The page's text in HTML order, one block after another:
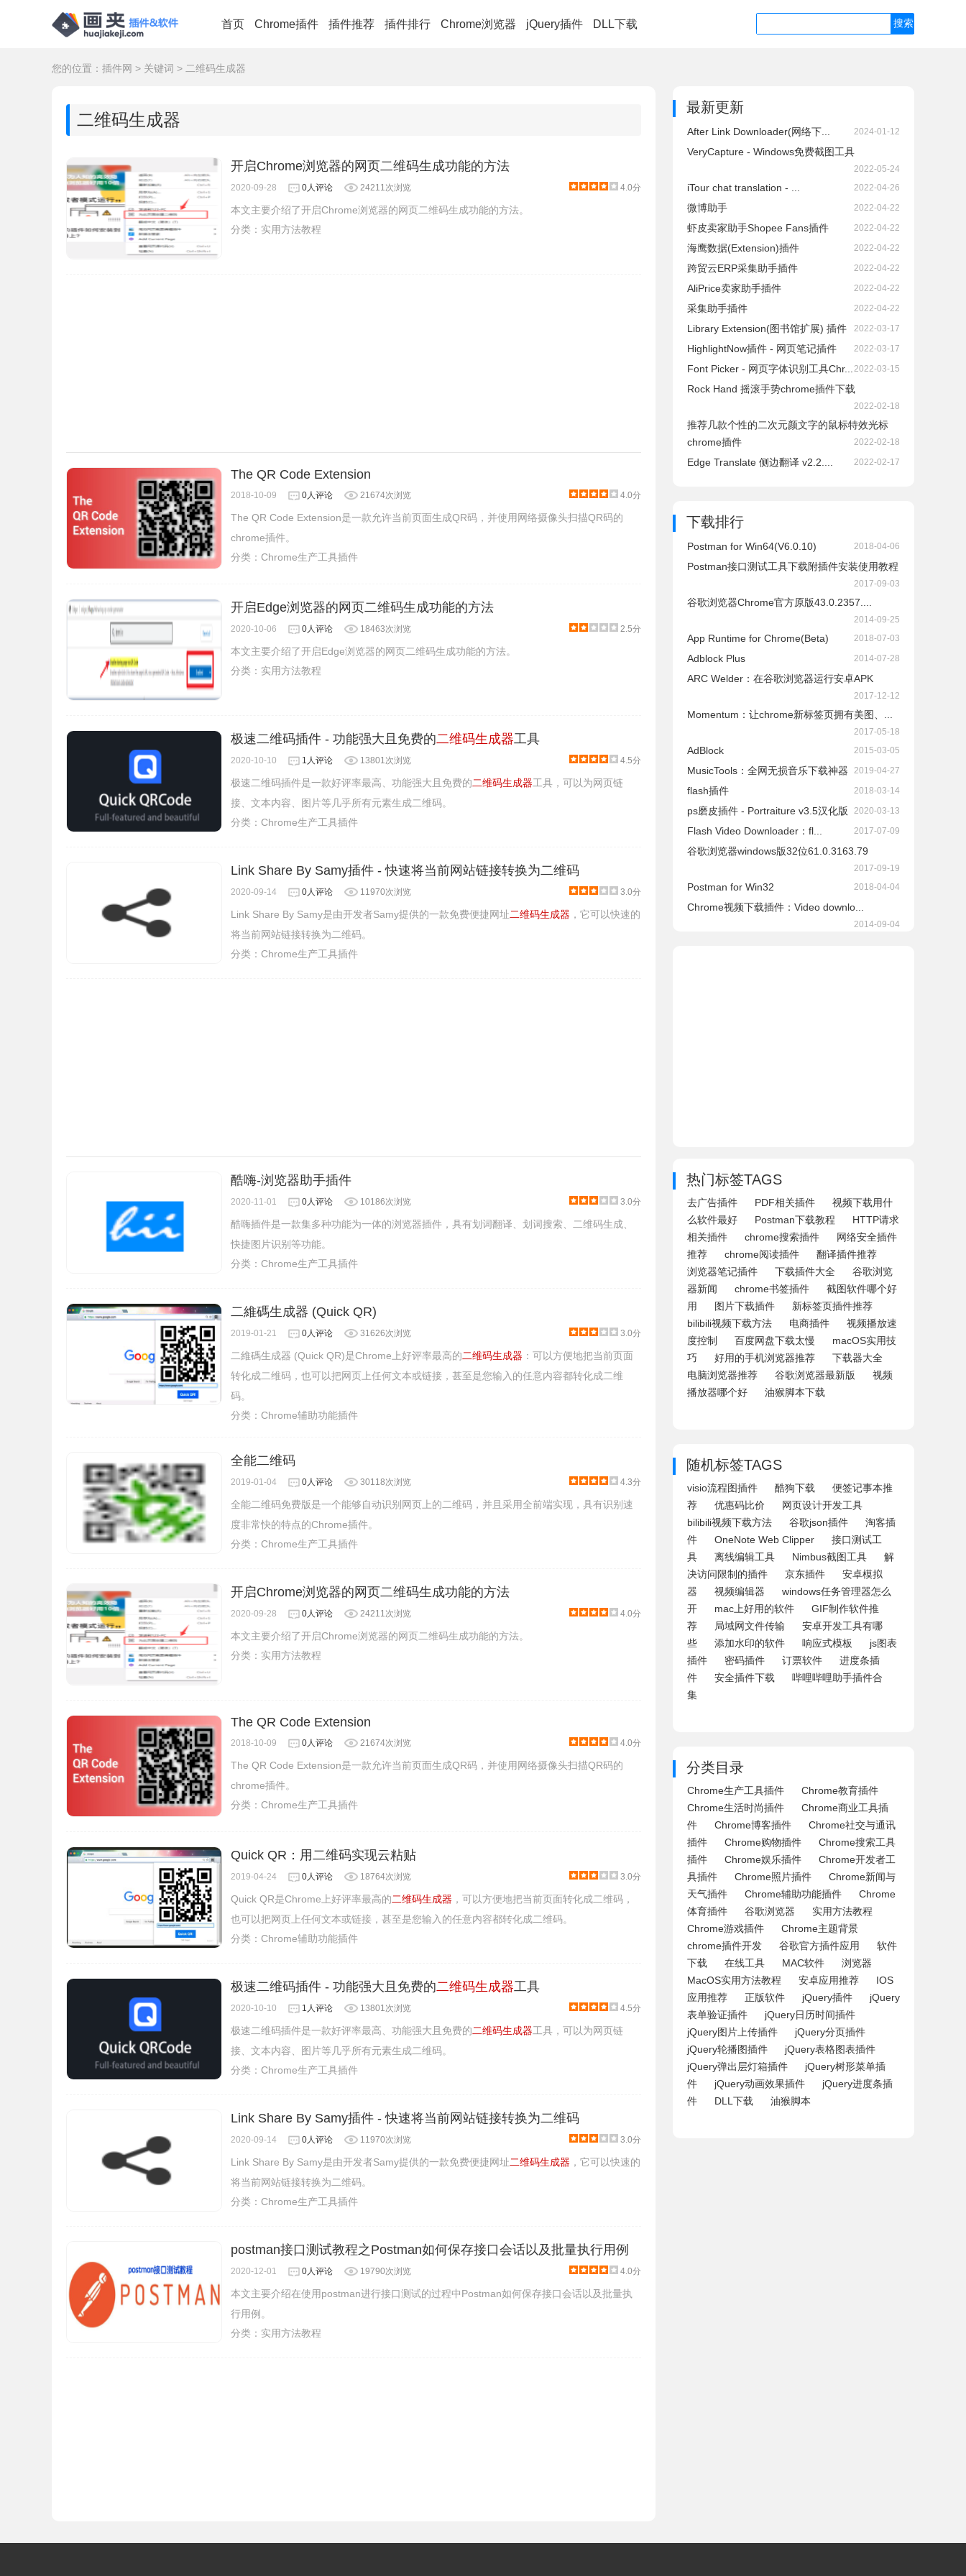
首页 Chrome插件 插件推荐 插件排行 Chrome浏览器 jQuery插件 DLL下载
您的位置： 插件网 > 关键词 > 二维码生成器
二维码生成器
开启Chrome浏览器的网页二维码生成功能的方法
2020-09-28 0人评论 24211次浏览 4.0分
本文主要介绍了开启Chrome浏览器的网页二维码生成功能的方法。
分类： 实用方法教程
The QR Code Extension
2018-10-09 0人评论 21674次浏览 4.0分
The QR Code Extension是一款允许当前页面生成QR码，并使用网络摄像头扫描QR码的
chrome插件。
分类： Chrome生产工具插件
开启Edge浏览器的网页二维码生成功能的方法
2020-10-06 0人评论 18463次浏览 2.5分
本文主要介绍了开启Edge浏览器的网页二维码生成功能的方法。
分类： 实用方法教程
极速二维码插件 - 功能强大且免费的二维码生成器工具
2020-10-10 1人评论 13801次浏览 4.5分
极速二维码插件是一款好评率最高、功能强大且免费的二维码生成器工具，可以为网页链
接、文本内容、图片等几乎所有元素生成二维码。
分类： Chrome生产工具插件
Link Share By Samy插件 - 快速将当前网站链接转换为二维码
2020-09-14 0人评论 11970次浏览 3.0分
Link Share By Samy是由开发者Samy提供的一款免费便捷网址二维码生成器 ，它可以快速的
将当前网站链接转换为二维码。
分类： Chrome生产工具插件
酷嗨-浏览器助手插件
2020-11-01 0人评论 10186次浏览 3.0分
酷嗨插件是一款集多种功能为一体的浏览器插件，具有划词翻译、划词搜索、二维码生成、
快捷图片识别等功能。
分类： Chrome生产工具插件
二維碼生成器 (Quick QR)
2019-01-21 0人评论 31626次浏览 3.0分
二維碼生成器 (Quick QR)是Chrome上好评率最高的二维码生成器 ：可以方便地把当前页面
转化成二维码，也可以把网页上任何文本或链接，甚至是您输入的任意内容都转化成二维
码。
分类： Chrome辅助功能插件
全能二维码
2019-01-04 0人评论 30118次浏览 4.3分
全能二维码免费版是一个能够自动识别网页上的二维码，并且采用全前端实现，具有识别速
度非常快的特点的Chrome插件。
分类： Chrome生产工具插件
开启Chrome浏览器的网页二维码生成功能的方法
2020-09-28 0人评论 24211次浏览 4.0分
本文主要介绍了开启Chrome浏览器的网页二维码生成功能的方法。
分类： 实用方法教程
The QR Code Extension
2018-10-09 0人评论 21674次浏览 4.0分
The QR Code Extension是一款允许当前页面生成QR码，并使用网络摄像头扫描QR码的
chrome插件。
分类： Chrome生产工具插件
Quick QR：用二维码实现云粘贴
2019-04-24 0人评论 18764次浏览 3.0分
Quick QR是Chrome上好评率最高的二维码生成器 ，可以方便地把当前页面转化成二维码，
也可以把网页上任何文本或链接，甚至是您输入的任意内容都转化成二维码。
分类： Chrome辅助功能插件
极速二维码插件 - 功能强大且免费的二维码生成器工具
2020-10-10 1人评论 13801次浏览 4.5分
极速二维码插件是一款好评率最高、功能强大且免费的二维码生成器工具，可以为网页链
接、文本内容、图片等几乎所有元素生成二维码。
分类： Chrome生产工具插件
Link Share By Samy插件 - 快速将当前网站链接转换为二维码
2020-09-14 0人评论 11970次浏览 3.0分
Link Share By Samy是由开发者Samy提供的一款免费便捷网址二维码生成器 ，它可以快速的
将当前网站链接转换为二维码。
分类： Chrome生产工具插件
postman接口测试教程之Postman如何保存接口会话以及批量执行用例
2020-12-01 0人评论 19790次浏览 4.0分
本文主要介绍在使用postman进行接口测试的过程中Postman如何保存接口会话以及批量执
行用例。
分类： 实用方法教程
最新更新
After Link Downloader(网络下... 2024-01-12
VeryCapture - Windows免费截图工具
2022-05-24
iTour chat translation - ... 2022-04-26
微博助手 2022-04-22
虾皮卖家助手Shopee Fans插件 2022-04-22
海鹰数据(Extension)插件 2022-04-22
跨贸云ERP采集助手插件 2022-04-22
AliPrice卖家助手插件 2022-04-22
采集助手插件 2022-04-22
Library Extension(图书馆扩展) 插件 2022-03-17
HighlightNow插件 - 网页笔记插件 2022-03-17
Font Picker - 网页字体识别工具Chr... 2022-03-15
Rock Hand 摇滚手势chrome插件下载
2022-02-18
推荐几款个性的二次元颜文字的鼠标特效光标
chrome插件
2022-02-18
Edge Translate 侧边翻译 v2.2.... 2022-02-17
下载排行
Postman for Win64(V6.0.10) 2018-04-06
Postman接口测试工具下载附插件安装使用教程
2017-09-03
谷歌浏览器Chrome官方原版43.0.2357....
2014-09-25
App Runtime for Chrome(Beta) 2018-07-03
Adblock Plus 2014-07-28
ARC Welder：在谷歌浏览器运行安卓APK
2017-12-12
Momentum：让chrome新标签页拥有美图、...
2017-05-18
AdBlock 2015-03-05
​MusicTools：全网无损音乐下载神器 2019-04-27
flash插件 2018-03-14
ps磨皮插件 - Portraiture v3.5汉化版 2020-03-13
Flash Video Downloader：fl... 2017-07-09
谷歌浏览器windows版32位61.0.3163.79
2017-09-19
Postman for Win32 2018-04-04
Chrome视频下载插件：Video downlo...
2014-09-04
热门标签TAGS
去广告插件 PDF相关插件
视频下载用什
么软件最好
Postman下载教程
HTTP请求
相关插件
chrome搜索插件
网络安全插件
推荐
chrome阅读插件
翻译插件推荐
浏览器笔记插件
下载插件大全
谷歌浏览
器新闻
chrome书签插件
截图软件哪个好
用
图片下载插件
新标签页插件推荐
bilibili视频下载方法
电商插件
视频播放速
度控制
百度网盘下载太慢
macOS实用技
巧
好用的手机浏览器推荐
下载器大全
电脑浏览器推荐
谷歌浏览器最新版
视频
播放器哪个好
油猴脚本下载
随机标签TAGS
visio流程图插件 酷狗下载
便签记事本推
荐
优惠码比价
网页设计开发工具
bilibili视频下载方法
谷歌json插件
淘客插
件
OneNote Web Clipper
接口测试工
具
离线编辑工具 Nimbus截图工具
解
决访问限制的插件
京东插件
安卓模拟
器
视频编辑器
windows任务管理器怎么
开
mac上好用的软件
GIF制作软件推
荐
局域网文件传输
安卓开发工具有哪
些
添加水印的软件 响应式模板
js图表
插件
密码插件 订票软件
进度条插
件
安全插件下载
哔哩哔哩助手插件合
集
分类目录
Chrome生产工具插件
Chrome教育插件
Chrome生活时尚插件
Chrome商业工具插
件
Chrome博客插件
Chrome社交与通讯
插件
Chrome购物插件
Chrome搜索工具
插件
Chrome娱乐插件
Chrome开发者工
具插件
Chrome照片插件
Chrome新闻与
天气插件
Chrome辅助功能插件
Chrome
体育插件
谷歌浏览器
实用方法教程
Chrome游戏插件
Chrome主题背景
chrome插件开发
谷歌官方插件应用
软件
下载
在线工具 MAC软件
浏览器
MacOS实用方法教程
安卓应用推荐
IOS
应用推荐
正版软件 jQuery插件
jQuery
表单验证插件
jQuery日历时间插件
jQuery图片上传插件
jQuery分页插件
jQuery轮播图插件
jQuery表格图表插件
jQuery弹出层灯箱插件
jQuery树形菜单插
件
jQuery动画效果插件
jQuery进度条插
件
DLL下载 油猴脚本